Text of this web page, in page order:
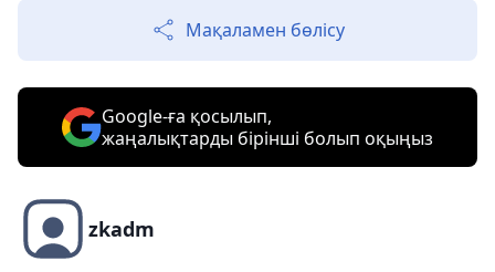
Мақаламен бөлісу
Google-ға қосылып,
жаңалықтарды бірінші болып оқыңыз
zkadm